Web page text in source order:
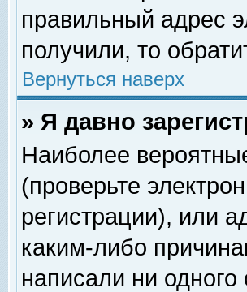
правильный адрес
получили, то
Вернуться наверх
» Я давно
Наиболее
(проверьте
регистрации), или
каким-либо
написали ни